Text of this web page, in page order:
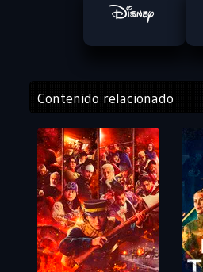
Contenido relacionado